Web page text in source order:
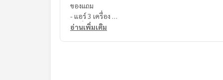
ของแถม
- แอร์ 3 เครื่อง
- เครื่องทำน้ำอุ่น
อ่านเพิ่มเติม